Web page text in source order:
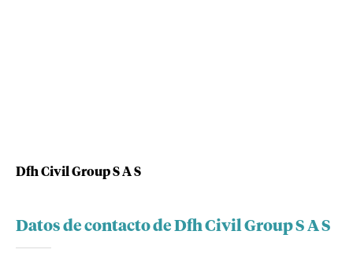
Dfh Civil Group S A S
Datos de contacto de Dfh Civil Group S A S